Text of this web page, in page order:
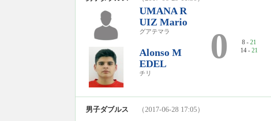
UMANA R
UIZ Mario
グアテマラ
Alonso M
EDEL
チリ
0 8 - 21
14 - 21
男子ダブルス （2017-06-28 17:05）